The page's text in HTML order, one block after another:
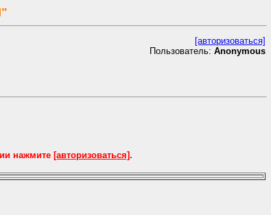
[авторизоваться]
Пользователь: Anonymous
нажмите [авторизоваться].